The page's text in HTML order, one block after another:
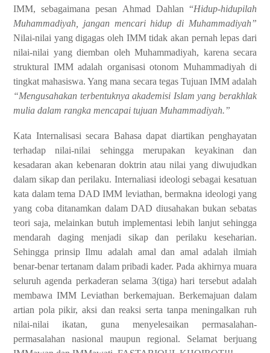
IMM, sebagaimana pesan Ahmad Dahlan “Hidup-hidupilah
Muhammadiyah, jangan mencari hidup di Muhammadiyah”
Nilai-nilai yang digagas oleh IMM tidak akan pernah lepas dari
nilai-nilai yang diemban oleh Muhammadiyah, karena secara
struktural IMM adalah organisasi otonom Muhammadiyah di
tingkat mahasiswa. Yang mana secara tegas Tujuan IMM adalah
“Mengusahakan terbentuknya akademisi Islam yang berakhlak
mulia dalam rangka mencapai tujuan Muhammadiyah.”
Kata Internalisasi secara Bahasa dapat diartikan penghayatan
terhadap nilai-nilai sehingga merupakan keyakinan dan
kesadaran akan kebenaran doktrin atau nilai yang diwujudkan
dalam sikap dan perilaku. Internaliasi ideologi sebagai kesatuan
kata dalam tema DAD IMM leviathan, bermakna ideologi yang
yang coba ditanamkan dalam DAD diusahakan bukan sebatas
teori saja, melainkan butuh implementasi lebih lanjut sehingga
mendarah daging menjadi sikap dan perilaku keseharian.
Sehingga prinsip Ilmu adalah amal dan amal adalah ilmiah
benar-benar tertanam dalam pribadi kader. Pada akhirnya muara
seluruh agenda perkaderan selama 3(tiga) hari tersebut adalah
membawa IMM Leviathan berkemajuan. Berkemajuan dalam
artian pola pikir, aksi dan reaksi serta tanpa meningalkan ruh
nilai-nilai ikatan, guna menyelesaikan permasalahan-
permasalahan nasional maupun regional. Selamat berjuang